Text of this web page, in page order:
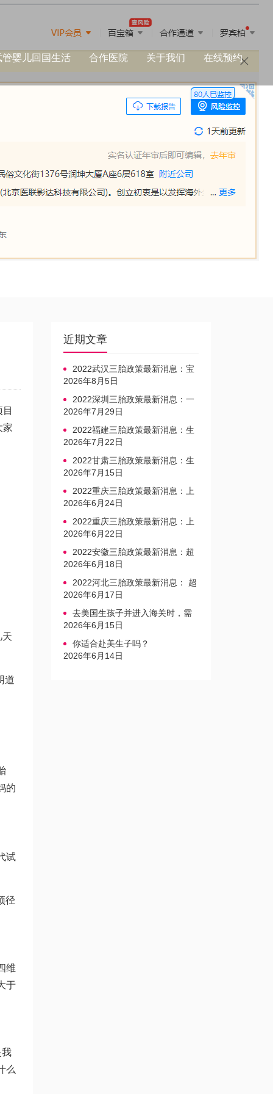
管婴儿回国生活 合作医院 关于我们 在线预约
家
天
道
的
试
径
维
于
我
么
近期文章
2022武汉三胎政策最新消息：宝
宝上户口不再罚款
2026年8月5日
2022深圳三胎政策最新消息：一
文读懂上户口是否罚款
2026年7月29日
2022福建三胎政策最新消息：生
育奖励发放迎新标准
2026年7月22日
2022甘肃三胎政策最新消息：生
育产假不享受带薪福利
2026年7月15日
2022重庆三胎政策最新消息：上
户口、办准生证指南
2026年6月24日
2022重庆三胎政策最新消息：上
户口、办准生证指南
2026年6月22日
2022安徽三胎政策最新消息：超
生家庭罚款标准更新
2026年6月18日
2022河北三胎政策最新消息： 超
生三孩不再缴纳社会抚养费
2026年6月17日
去美国生孩子并进入海关时，需
要注意的事项是什么？
2026年6月15日
你适合赴美生子吗？
2026年6月14日